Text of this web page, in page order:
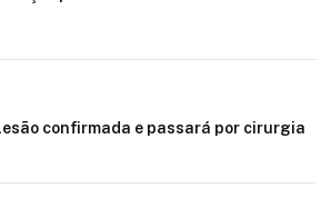
confirmada e passará por cirurgia